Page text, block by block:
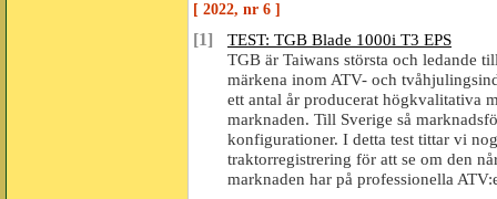
[ 2022, nr 6 ]
[1]
TEST: TGB Blade 1000i T3 EPS
TGB är Taiwans största och ledande
märkena inom ATV- och
ett antal år producerat högkvalitativa
marknaden. Till Sverige så
konfigurationer. I detta test tittar vi
traktorregistrering för att se om den
marknaden har på professionella